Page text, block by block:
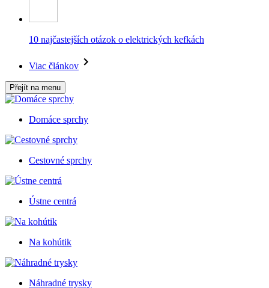
10 najčastejších otázok o elektrických kefkách
Viac článkov
Přejít na menu
Domáce sprchy
Cestovné sprchy
Ústne centrá
Na kohútik
Náhradné trysky